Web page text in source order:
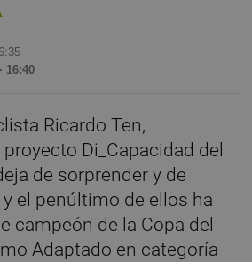
16:40
Ricardo Ten,
Di_Capacidad del
de sorprender y de
el penúltimo de ellos ha
campeón de la Copa del
Adaptado en categoría